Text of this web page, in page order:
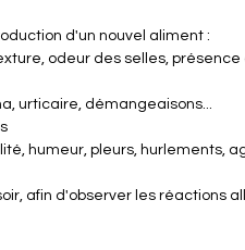
d'un nouvel aliment :
odeur des selles, présence
urticaire, démangeaisons...
humeur, pleurs, hurlements,
afin d'observer les réactions